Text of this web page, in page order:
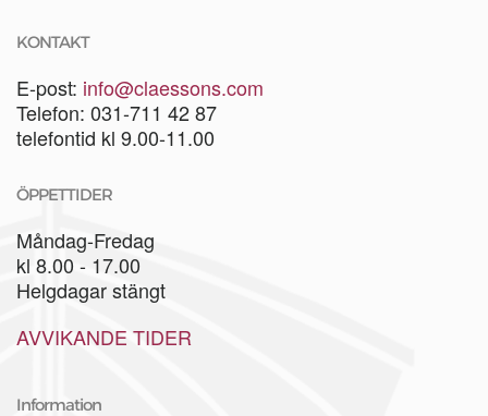
KONTAKT
E-post: info@claessons.com
Telefon: 031-711 42 87
telefontid kl 9.00-11.00
ÖPPETTIDER
Måndag-Fredag
kl 8.00 - 17.00
Helgdagar stängt
AVVIKANDE TIDER
Information